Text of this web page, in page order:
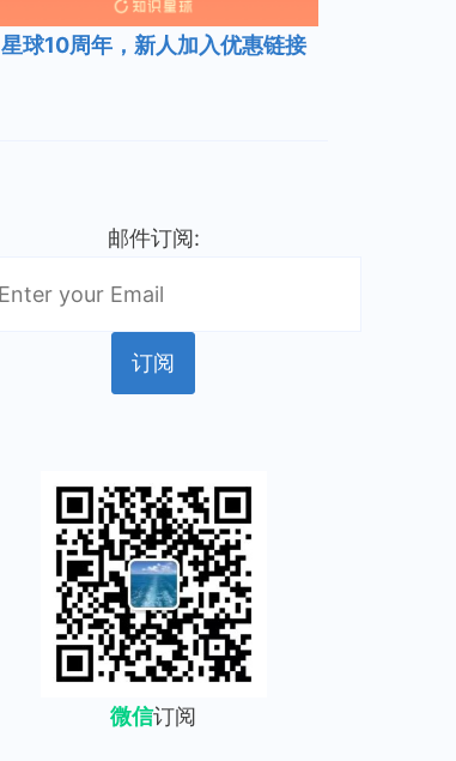
星球10周年，新人加入优惠链接
邮件订阅:
微信订阅